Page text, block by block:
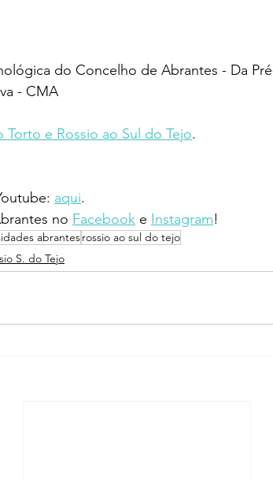
do Concelho de Abrantes - Da
- CMA
Torto e Rossio ao Sul do Tejo.
aqui.
no Facebook e Instagram!
abrantesrossio ao sul do tejo
S. do Tejo